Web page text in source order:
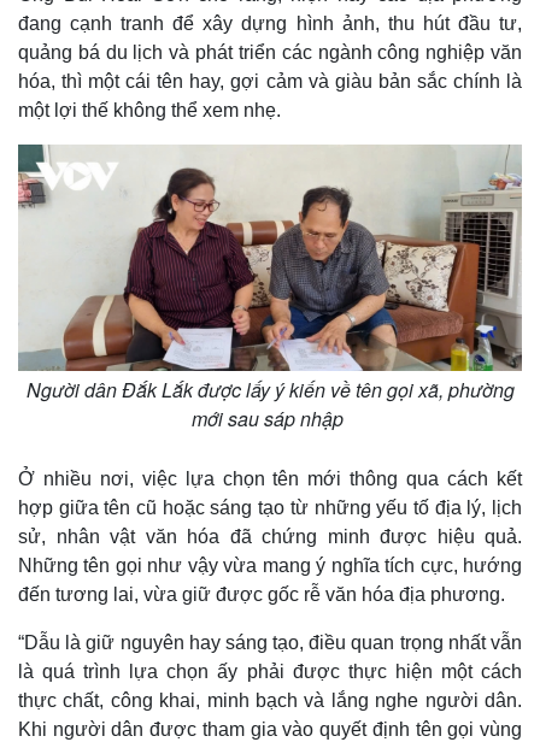
Pháp luật
Vụ án
Tin nóng
Vũ khí
Việt Nam
Phân tích
đang cạnh tranh để xây dựng hình ảnh, thu hút đầu tư,
quảng bá du lịch và phát triển các ngành công nghiệp văn
hóa, thì một cái tên hay, gợi cảm và giàu bản sắc chính là
một lợi thế không thể xem nhẹ.
Người dân Đắk Lắk được lấy ý kiến về tên gọi xã, phường
mới sau sáp nhập
Ở nhiều nơi, việc lựa chọn tên mới thông qua cách kết
hợp giữa tên cũ hoặc sáng tạo từ những yếu tố địa lý, lịch
sử, nhân vật văn hóa đã chứng minh được hiệu quả.
Những tên gọi như vậy vừa mang ý nghĩa tích cực, hướng
đến tương lai, vừa giữ được gốc rễ văn hóa địa phương.
“Dẫu là giữ nguyên hay sáng tạo, điều quan trọng nhất vẫn
là quá trình lựa chọn ấy phải được thực hiện một cách
thực chất, công khai, minh bạch và lắng nghe người dân.
Khi người dân được tham gia vào quyết định tên gọi vùng